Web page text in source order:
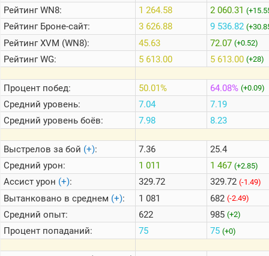
Теlegram
ВК
Портал
Мира
РейтингWN8:
РейтингБроне-сайт:
РейтингXVM (WN8):
РейтингWG:
Процент побед:
Средний уровень:
Средний уровень боёв:
Выстрелов за бой (+):
Средний урон:
Ассист урон (+):
Вытанковано в среднем (+):
Средний опыт:
Процент попаданий:
1 264.58
3 626.88
45.63
5 613.00
50.01%
7.04
7.98
7.36
1 011
329.72
1 081
622
75
2 060.31
9 536.82
72.07 (+0.52)
5 613.00 (+28)
64.08% (+0.09)
7.19
8.23
25.4
1 467 (+2.85)
329.72 (-1.49)
682 (-2.49)
985 (+2)
75 (+0)